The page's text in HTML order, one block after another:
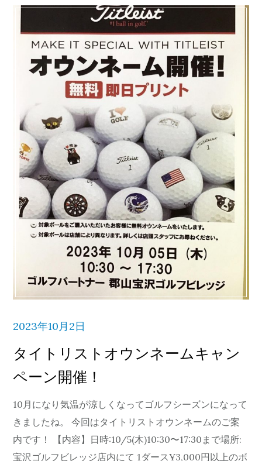
2023年10月2日
タイトリストオウンネームキャン
ペーン開催！
10月になり気温が涼しくなってゴルフシーズンになって
きましたね。 今回はタイトリストオウンネームのご案
内です！ 【内容】日時:10/5(木)10:30〜17:30まで場所:
宝沢ゴルフビレッジ店内にて 1ダース¥3,000円以上のボ